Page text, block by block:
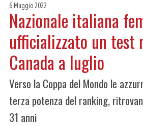
6 Maggio 2022
Nazionale italiana
ufficializzato un test
Canada a luglio
Verso la Coppa del Mondo le
terza potenza del ranking,
31 anni